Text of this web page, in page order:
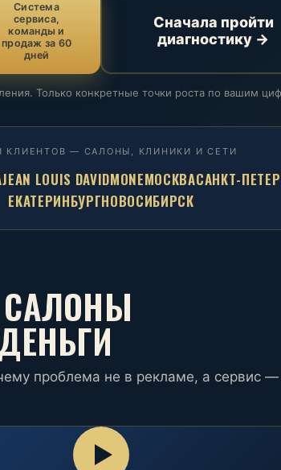
Система
сервиса,
команды и
продаж за 60
дней
Сначала пройти
диагностику →
Только конкретные точки роста по вашим
КЛИЕНТОВ — САЛОНЫ, КЛИНИКИ И СЕТИ
JEAN LOUIS DAVIDMONEМОСКВАСАНКТ-
ЕКАТЕРИНБУРГНОВОСИБИРСК
проблема не в рекламе, а сервис —